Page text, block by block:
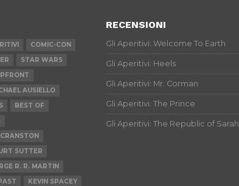
COMIC-CON
STAR WARS
AUSIELLO
BEST OF
SUTTER
R. R. MARTIN
KEVIN SPACEY
RECENSIONI
Gli Aperitivi: Welcome To Earth
Gli Aperitivi: Heels
Gli Aperitivi: Mr. Corman
Gli Aperitivi: The Prince
Gli Aperitivi: The Republic of Sarah